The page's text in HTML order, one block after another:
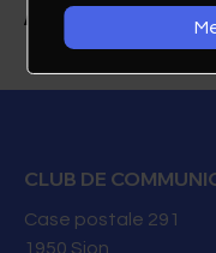
E-mail
CLUB DE
Case postale 291
1950 Sion